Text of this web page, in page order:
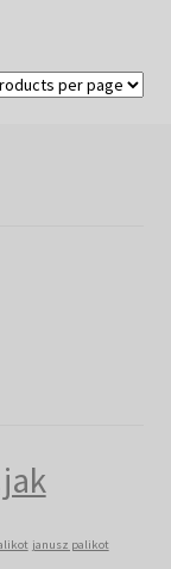
jak
janusz palikot